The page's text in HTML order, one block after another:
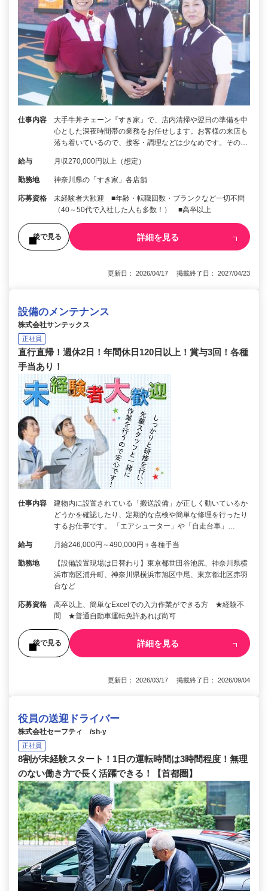
仕事内容
大手牛丼チェーン『すき家』で、店内清掃や翌日の準備を中
心とした深夜時間帯の業務をお任せします。お客様の来店も
落ち着いているので、接客・調理などは少なめです。その…
給与 月収270,000円以上（想定）
勤務地 神奈川県の「すき家」各店舗
応募資格
未経験者大歓迎 ■年齢・転職回数・ブランクなど一切不問
（40～50代で入社した人も多数！） ■高卒以上
後で見る 詳細を見る
更新日： 2026/04/17 掲載終了日： 2027/04/23
設備のメンテナンス
株式会社サンテックス
正社員
直行直帰！週休2日！年間休日120日以上！賞与3回！各種
手当あり！
仕事内容
建物内に設置されている「搬送設備」が正しく動いているか
どうかを確認したり、定期的な点検や簡単な修理を行ったり
するお仕事です。 「エアシューター」や「自走台車」…
給与 月給246,000円～490,000円＋各種手当
勤務地
【設備設置現場は日替わり】東京都世田谷池尻、神奈川県横
浜市南区浦舟町、神奈川県横浜市旭区中尾、東京都北区赤羽
台など
応募資格
高卒以上、簡単なExcelでの入力作業ができる方 ★経験不
問 ★普通自動車運転免許あれば尚可
後で見る 詳細を見る
更新日： 2026/03/17 掲載終了日： 2026/09/04
役員の送迎ドライバー
株式会社セーフティ /sh-y
正社員
8割が未経験スタート！1日の運転時間は3時間程度！無理
のない働き方で長く活躍できる！【首都圏】